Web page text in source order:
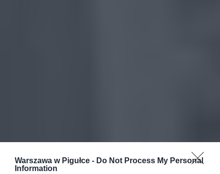
Warszawa w Pigułce - Do Not Process My Personal
Information